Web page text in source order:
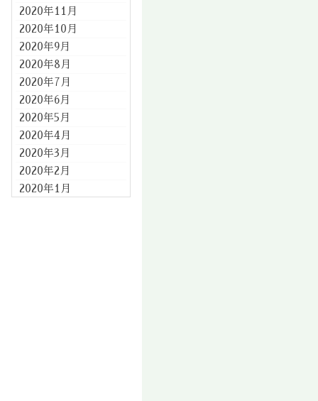
2020年11月
2020年10月
2020年9月
2020年8月
2020年7月
2020年6月
2020年5月
2020年4月
2020年3月
2020年2月
2020年1月